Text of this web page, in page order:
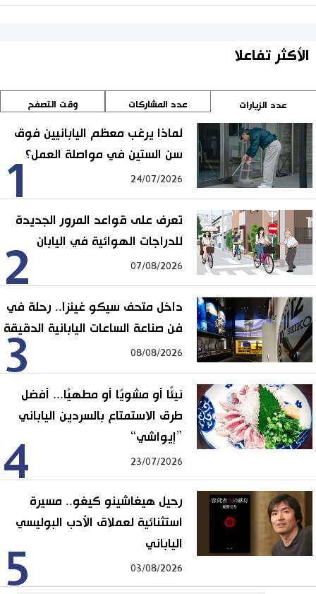
الأكثر تفاعلا
عدد الزيارات عدد المشاركات وقت التصفح
1
لماذا يرغب معظم اليابانيين فوق
سن الستين في مواصلة العمل؟
24/07/2026
2
تعرف على قواعد المرور الجديدة
للدراجات الهوائية في اليابان
07/08/2026
3
داخل متحف سيكو غينزا.. رحلة في
فن صناعة الساعات اليابانية الدقيقة
08/08/2026
4
نيئًا أو مشويًا أو مطهيًا... أفضل
طرق الاستمتاع بالسردين الياباني
”إيواشي“
23/07/2026
5
رحيل هيغاشينو كيغو.. مسيرة
استثنائية لعملاق الأدب البوليسي
الياباني
03/08/2026